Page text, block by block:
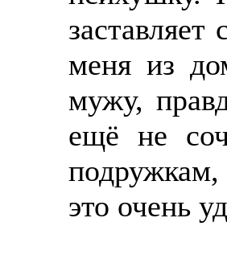
меня из
мужу,
ещё не
это очень